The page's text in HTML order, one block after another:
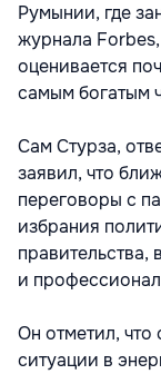
Румынии, где
журнала
оценивается
самым богатым
Сам Стурза,
заявил, что
переговоры с
избрания
правительства,
и
Он отметил, что
ситуации в